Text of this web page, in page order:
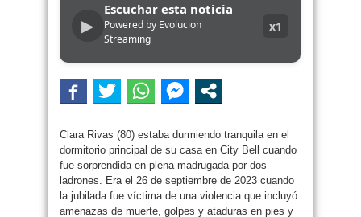
▶
Escuchar esta noticia
Powered by Evolucion
Streaming
x1
Clara Rivas (80) estaba durmiendo tranquila en el
dormitorio principal de su casa en City Bell cuando
fue sorprendida en plena madrugada por dos
ladrones. Era el 26 de septiembre de 2023 cuando
la jubilada fue víctima de una violencia que incluyó
amenazas de muerte, golpes y ataduras en pies y